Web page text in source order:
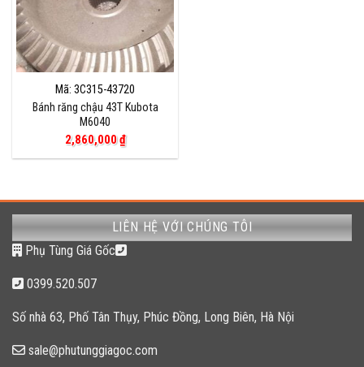
Mã: 3C315-43720
Bánh răng chậu 43T Kubota
M6040
2,860,000₫
LIÊN HỆ VỚI CHÚNG TÔI
Phụ Tùng Giá Gốc
0399.520.507
Số nhà 63, Phố Tân Thụy, Phúc Đồng, Long Biên, Hà Nội
sale@phutunggiagoc.com